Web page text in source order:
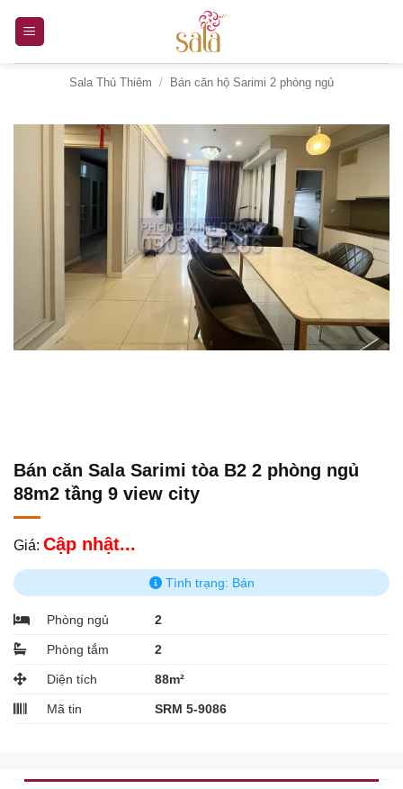
nội
Sala Thủ Thiêm / Bán căn hộ Sarimi 2 phòng ngủ
Bán căn Sala Sarimi tòa B2 2 phòng ngủ
88m2 tầng 9 view city
Giá: Cập nhật...
Tình trạng: Bán
Phòng ngủ 2
Phòng tắm 2
Diện tích 88m²
Mã tin SRM 5-9086